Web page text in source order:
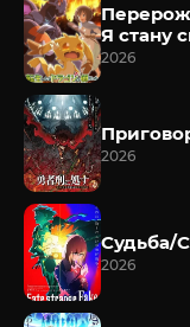
Я стану
2026
2026
Судьба/
2026